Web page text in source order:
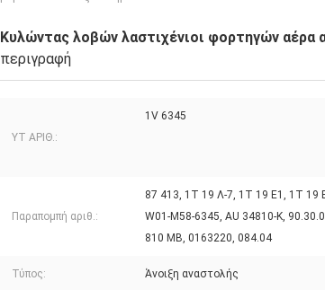
Κυλώντας λοβών λαστιχένιοι φορτηγών αέρα
περιγραφή
YT ΑΡΙΘ.:
1V 6345
Παραπομπή αριθ.:
87 413, 1T 19 Λ-7, 1T 19 E1, 1T 19
W01-M58-6345, AU 34810-Κ,
810 ΜΒ, 0163220, 084.04
Τύπος: Άνοιξη αναστολής